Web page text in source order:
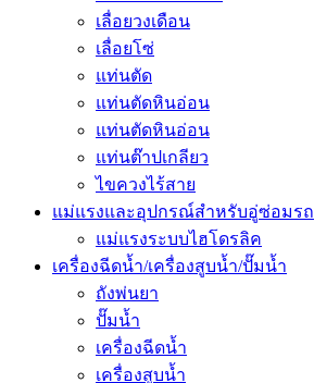
เลื่อยวงเดือน
เลื่อยโซ่
แท่นตัด
แท่นตัดหินอ่อน
แท่นตัดหินอ่อน
แท่นต๊าปเกลียว
ไขควงไร้สาย
แม่แรงและอุปกรณ์สำหรับอู่ซ่อมรถ
แม่แรงระบบไฮโดรลิค
เครื่องฉีดน้ำ/เครื่องสูบน้ำ/ปั๊มน้ำ
ถังพ่นยา
ปั๊มน้ำ
เครื่องฉีดน้ำ
เครื่องสูบน้ำ